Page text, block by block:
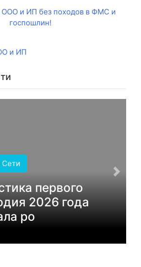
ООО и ИП без походов в ФМС и
госпошлин!
Сети
первого
2026 года
ро